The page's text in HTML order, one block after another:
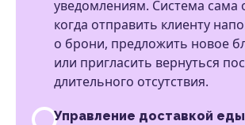
уведомлениям. Система сама
когда отправить клиенту
о брони, предложить новое
или пригласить вернуться
длительного отсутствия.
Управление доставкой еды